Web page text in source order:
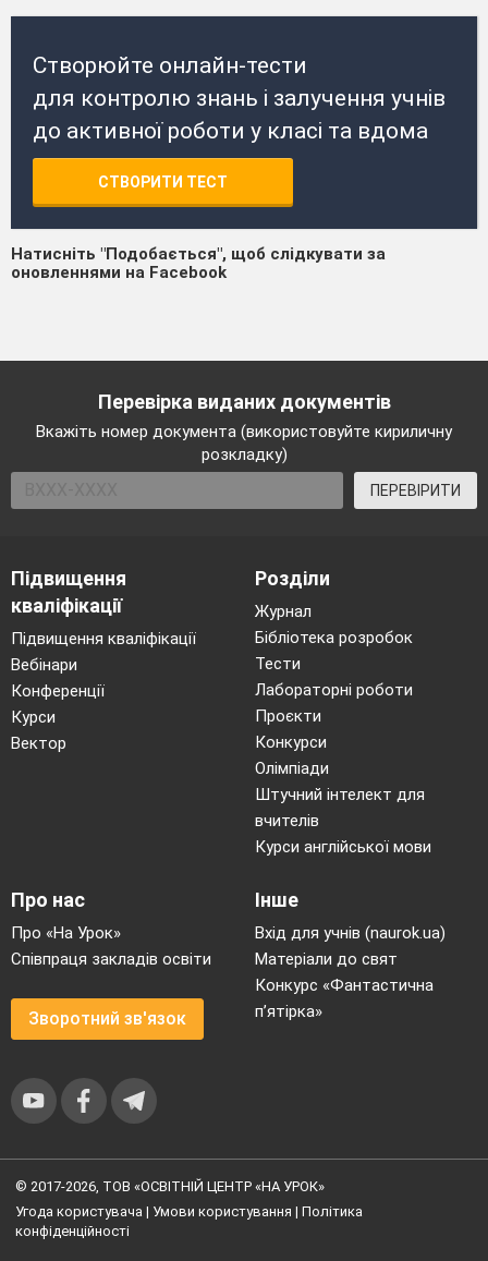
Створюйте онлайн-тести
для контролю знань і залучення учнів
до активної роботи у класі та вдома
СТВОРИТИ ТЕСТ
Натисніть "Подобається", щоб слідкувати за
оновленнями на Facebook
Перевірка виданих документів
Вкажіть номер документа (використовуйте кириличну
розкладку)
ПЕРЕВІРИТИ
Підвищення
кваліфікації
Підвищення кваліфікації
Вебінари
Конференції
Курси
Вектор
Розділи
Журнал
Бібліотека розробок
Тести
Лабораторні роботи
Проєкти
Конкурси
Олімпіади
Штучний інтелект для
вчителів
Курси англійської мови
Про нас
Про «На Урок»
Співпраця закладів освіти
Зворотний зв'язок
Інше
Вхід для учнів (naurok.ua)
Матеріали до свят
Конкурс «Фантастична
п’ятірка»
© 2017-2026, ТОВ «ОСВІТНІЙ ЦЕНТР «НА УРОК»
Угода користувача | Умови користування | Політика
конфіденційності